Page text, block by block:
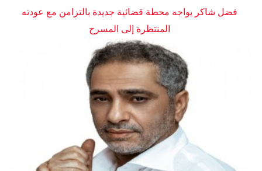
فضل شاكر يواجه محطة قضائية جديدة بالتزامن مع عودته
المنتظرة إلى المسرح